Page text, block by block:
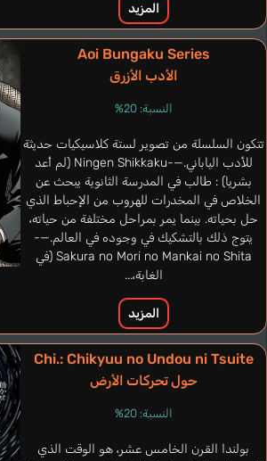
المزيد
Aoi Bungaku Series
الأدب الأزرق
النسبة: 20%
تتكون السلسلة من تصوير لستة كلاسيكيات حديثة
للأدب الياباني.—-Ningen Shikkaku (لم أعد
بشريا) : طالب في المدرسة الثانوية يبحث عن
الخلاص في المخدرات للهروب من الإحباط الذي
حل بحياته. بينما يمر بمراحل مختلفة من حياته،
يتوج ذلك بالتشكيك في وجوده في العالم.—-
Sakura no Mori no Mankai no Shita (في
الغابة،...
المزيد
Chi.: Chikyuu no Undou ni Tsuite
حول تحركات الأرض
النسبة: 20%
بولندا القرن الخامس عشر، هو الوقت الذي